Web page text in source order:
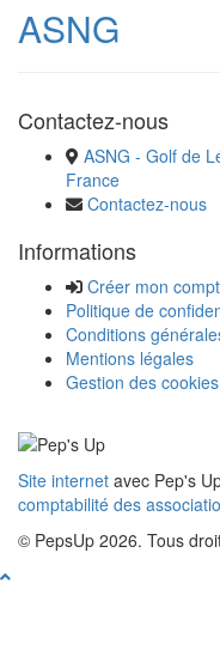
ASNG
Contactez-nous
ASNG - Golf de
France
Contactez-nous
Informations
Créer mon
Politique de
Conditions
Mentions légales
Gestion des cookies
Site internet avec Pep's
comptabilité des
© PepsUp 2026. Tous